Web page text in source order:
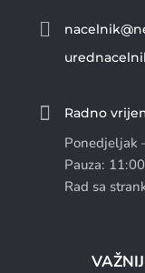

 Radno
Ponedjeljak
Pauza:
Rad sa